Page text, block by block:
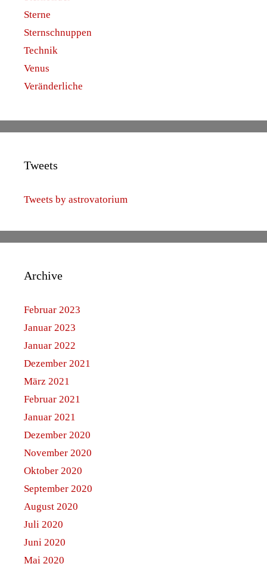
Sterne
Sternschnuppen
Technik
Venus
Veränderliche
Tweets
Tweets by astrovatorium
Archive
Februar 2023
Januar 2023
Januar 2022
Dezember 2021
März 2021
Februar 2021
Januar 2021
Dezember 2020
November 2020
Oktober 2020
September 2020
August 2020
Juli 2020
Juni 2020
Mai 2020